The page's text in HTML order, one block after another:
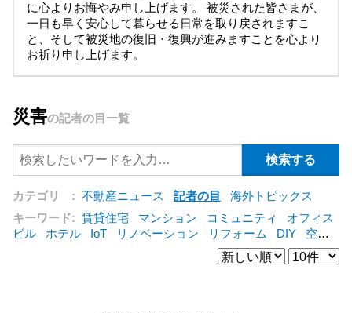
に心よりお悔やみ申し上げます。 被災された皆さまが、
一日も早く安心して暮らせる日常を取り戻されますこ
と、そして被災地の復旧・復興が進みますことを心より
お祈り申し上げます。
災害の記者の目一覧
カテゴリ : 不動産ニュース 記者の目
海外トピックス
キーワード: 賃貸住宅 マンション コミュニティ
オフィス
ビル
ホテル IoT リノベーション リフォーム DIY
空き
シェアリングエコノミー
建売
公営住宅 仲介 海外 [+]